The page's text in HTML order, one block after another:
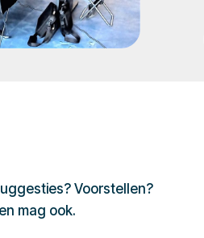
Voorstellen?
mag ook.